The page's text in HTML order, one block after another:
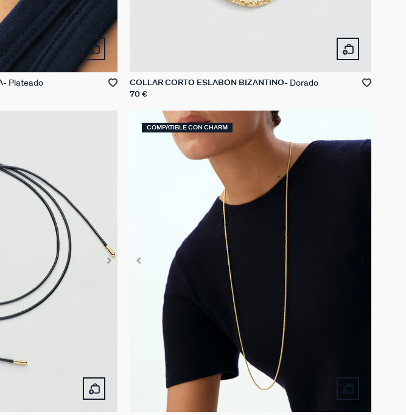
Plateado COLLAR CORTO ESLABÓN BIZANTINO Dorado
70 €
COMPATIBLE CON CHARM